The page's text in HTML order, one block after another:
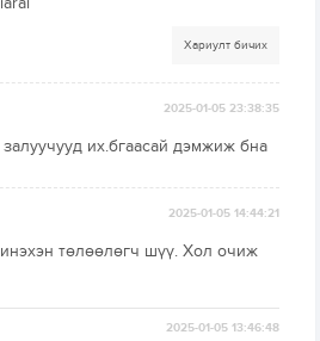
Хариулт бичих
2025-01-05 23:38:35
их.бгаасай дэмжиж бна
2025-01-05 14:44:21
төлөөлөгч шүү. Хол очиж
2025-01-05 13:46:48